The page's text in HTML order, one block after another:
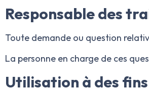
Responsable des
Toute demande ou question
La personne en charge de ces
Utilisation à des